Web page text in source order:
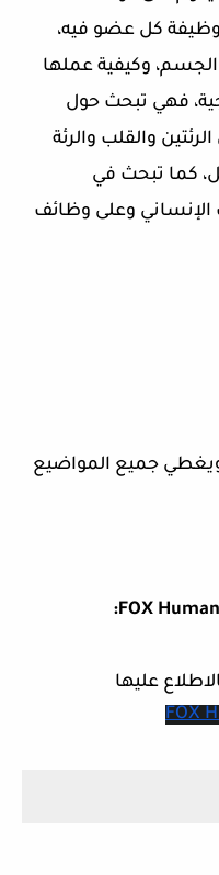
كل عضو فيه،
وكيفية عملها
فهي تبحث حول
والقلب والرئة
كما تبحث في
الإنساني وعلى وظائف
جميع المواضيع
FOX
عليها
FOX